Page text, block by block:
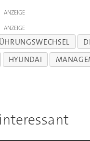
ANZEIGE
ANZEIGE
HYUNDAI